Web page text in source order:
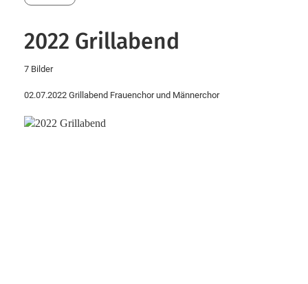
2022 Grillabend
7 Bilder
02.07.2022 Grillabend Frauenchor und Männerchor